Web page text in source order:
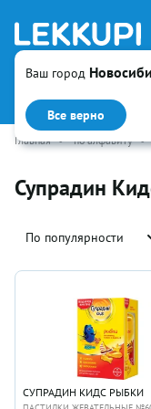
Ваш город
Все верно
Искать
Главная • по алфавиту •
Супрадин
По популярности
СУПРАДИН КИДС РЫБКИ